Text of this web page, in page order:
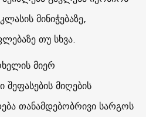
მინიჭებაზე,
თუ სხვა.
მიერ
მიღების
თანამდებობრივი სარგოს